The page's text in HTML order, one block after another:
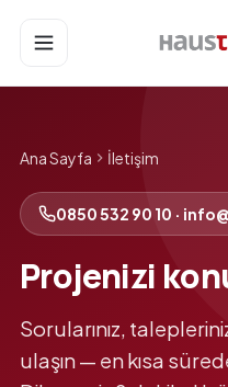
Ana Sayfa İletişim
0850 532 90 10 ·
Projenizi
Sorularınız,
ulaşın — en kısa